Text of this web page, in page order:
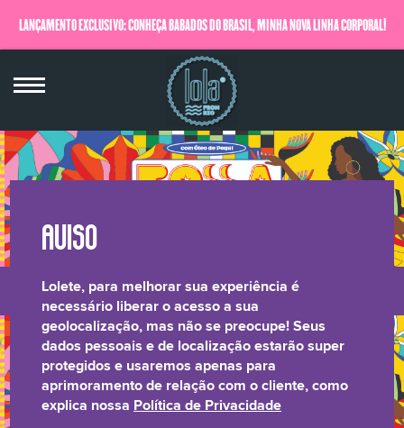
LANÇAMENTO EXCLUSIVO: CONHEÇA BABADOS DO BRASIL, MINHA NOVA LINHA CORPORAL!
QUERO SABER MAIS
LONGEVIDADE
CAPILAR
BRILHO LAMELAR CRESPOS &
CACHOS TRANSPARÊNCIA
Lolete, para melhorar sua experiência é
necessário liberar o acesso a sua
geolocalização, mas não se preocupe! Seus
dados pessoais e de localização estarão super
protegidos e usaremos apenas para
aprimoramento de relação com o cliente, como
explica nossa Política de Privacidade